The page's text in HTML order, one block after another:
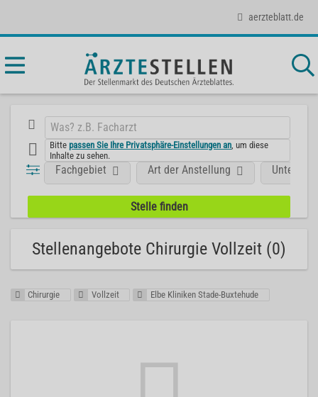
aerzteblatt.de
Bittepassen Sie Ihre Privatsphäre-Einstellungen an , um diese
Inhalte zu sehen.
Fachgebiet Art der Anstellung
Stellenangebote Chirurgie Vollzeit (0)
Chirurgie Vollzeit Elbe Kliniken Stade-Buxtehude